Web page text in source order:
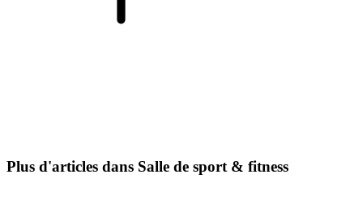
Plus d'articles dans Salle de sport & fitness